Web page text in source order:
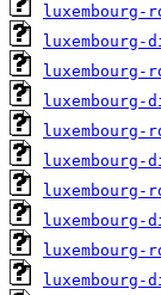
luxembourg-
luxembourg-
luxembourg-
luxembourg-
luxembourg-
luxembourg-
luxembourg-
luxembourg-
luxembourg-
luxembourg-